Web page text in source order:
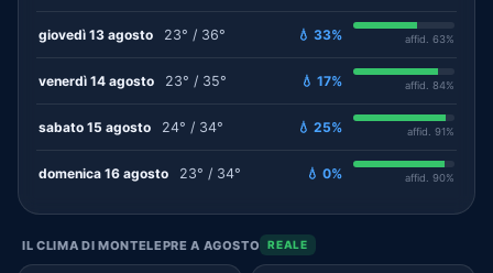
giovedì 13 agosto 23° / 36° 💧 33% affid. 63%
venerdì 14 agosto 23° / 35° 💧 17% affid. 84%
sabato 15 agosto 24° / 34° 💧 25% affid. 91%
domenica 16 agosto 23° / 34° 💧 0% affid. 90%
IL CLIMA DI MONTELEPRE A AGOSTO REALE